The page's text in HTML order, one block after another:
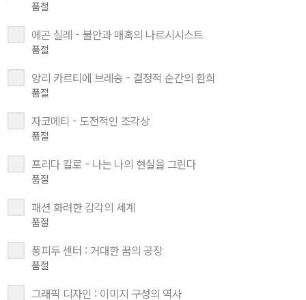
품절
에곤 실레 - 불안과 매혹의 나르시시스트
품절
앙리 카르티에 브레송 - 결정적 순간의 환희
품절
자코메티 - 도전적인 조각상
품절
프리다 칼로 - 나는 나의 현실을 그린다
품절
패션 화려한 감각의 세계
품절
퐁피두 센터 : 거대한 꿈의 공장
품절
그래픽 디자인 : 이미지 구성의 역사